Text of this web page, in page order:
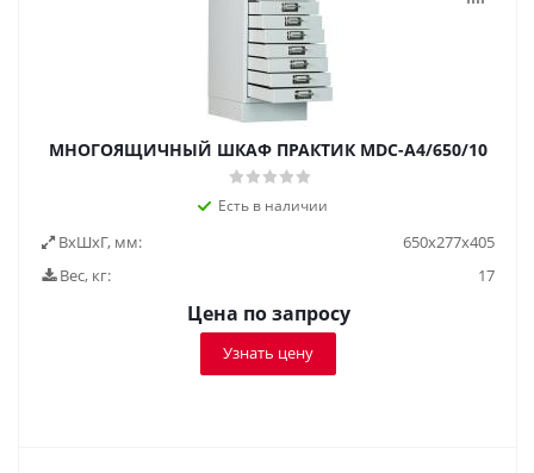
МНОГОЯЩИЧНЫЙ ШКАФ ПРАКТИК MDC-A4/650/10
Есть в наличии
ВxШxГ, мм:
650x277x405
Вес, кг:
17
Цена по запросу
Узнать цену